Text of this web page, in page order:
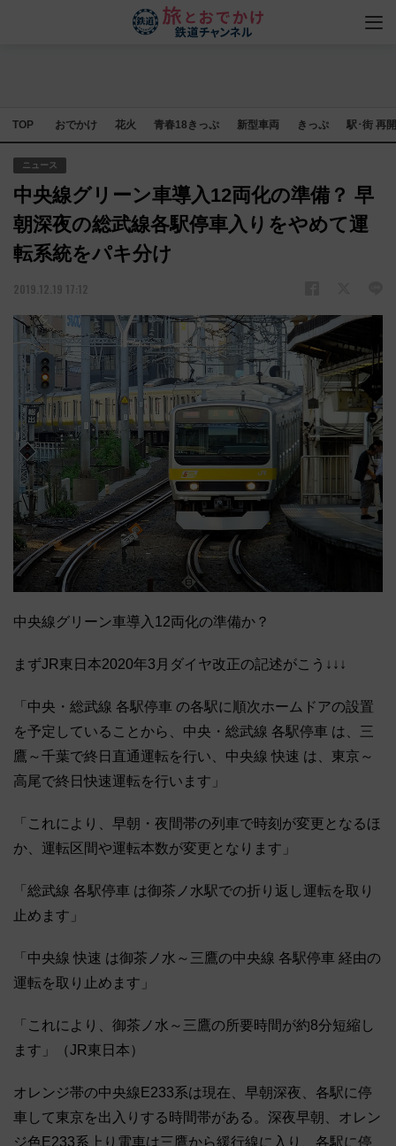
TOP おでかけ 花火 青春18きっぷ 新型車両 きっぷ 駅･街 再
ニュース
中央線グリーン車導入12両化の準備？ 早
朝深夜の総武線各駅停車入りをやめて運
転系統をパキ分け
2019.12.19 17:12
中央線グリーン車導入12両化の準備か？
まずJR東日本2020年3月ダイヤ改正の記述がこう↓↓↓
「中央・総武線 各駅停車 の各駅に順次ホームドアの設置
を予定していることから、中央・総武線 各駅停車 は、三
鷹～千葉で終日直通運転を行い、中央線 快速 は、東京～
高尾で終日快速運転を行います」
「これにより、早朝・夜間帯の列車で時刻が変更となるほ
か、運転区間や運転本数が変更となります」
「総武線 各駅停車 は御茶ノ水駅での折り返し運転を取り
止めます」
「中央線 快速 は御茶ノ水～三鷹の中央線 各駅停車 経由の
運転を取り止めます」
「これにより、御茶ノ水～三鷹の所要時間が約8分短縮し
ます」（JR東日本）
オレンジ帯の中央線E233系は現在、早朝深夜、各駅に停
車して東京を出入りする時間帯がある。深夜早朝、オレン
ジ色E233系上り電車は三鷹から緩行線に入り、各駅に停